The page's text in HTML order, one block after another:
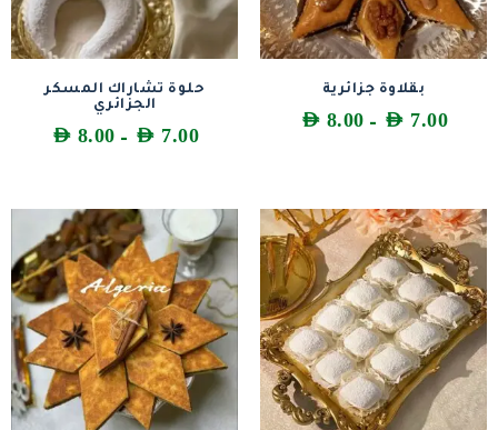
بقلاوة جزائرية
AED 7.00
–
AED 8.00
حلوة تشاراك المسكر
الجزائري
AED 7.00
–
AED 8.00